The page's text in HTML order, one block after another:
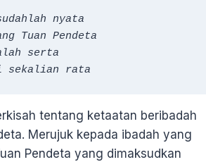
nyata
Tuan Pendeta
serta
sekalian rata
tentang ketaatan beribadah
Merujuk kepada ibadah yang
Pendeta yang dimaksudkan